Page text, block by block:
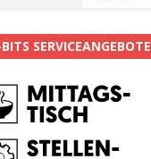
SERVICEANGEBOTE